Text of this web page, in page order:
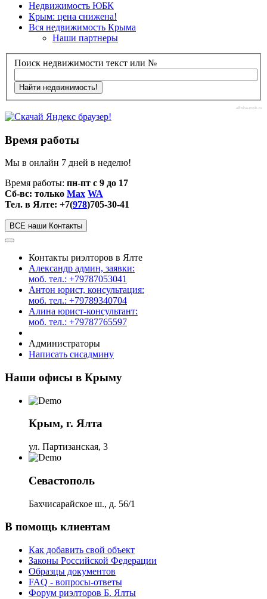
Недвижимость ЮБК
Крым: цена снижена!
Вся недвижимость Крыма
Наши партнеры
Поиск недвижимости текст или №
afisha-msk.ru
Время работы
Мы в онлайн 7 дней в неделю!
Время работы: пн-пт с 9 до 17
Сб-вс: только Max WA
Тел. в Ялте: +7(978)705-30-41
ВСЕ наши Контакты
Контакты риэлторов в Ялте
Александр админ, заявки:
моб. тел.: +79787053041
Антон юрист, консультация:
моб. тел.: +79789340704
Алина юрист-консультант:
моб. тел.: +79787765597
Администраторы
Написать сисадмину
Наши офисы в Крыму
Крым, г. Ялта
ул. Партизанская, 3
Севастополь
Бахчисарайское ш., д. 56/1
В помощь клиентам
Как добавить свой объект
Законы Российской Федерации
Образцы документов
FAQ - вопросы-ответы
Форум риэлторов Б. Ялты